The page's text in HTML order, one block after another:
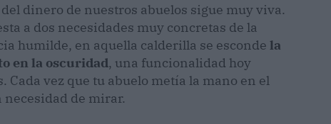
dinero de nuestros abuelos sigue muy viva.
a dos necesidades muy concretas de la
humilde, en aquella calderilla se esconde la
en la oscuridad, una funcionalidad hoy
vez que tu abuelo metía la mano en el
necesidad de mirar.